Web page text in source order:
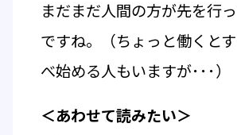
まだまだ人間の方が先を行
ですね。（ちょっと働くと
べ始める人もいますが･･･）
＜あわせて読みたい＞